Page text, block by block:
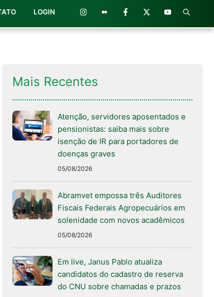
LOGIN
Mais Recentes
Atenção, servidores aposentados e
pensionistas: saiba mais sobre
isenção de IR para portadores de
doenças graves
05/08/2026
Abramvet empossa três Auditores
Fiscais Federais Agropecuários em
solenidade com novos acadêmicos
05/08/2026
Em live, Janus Pablo atualiza
candidatos do cadastro de reserva
do CNU sobre chamadas e prazos